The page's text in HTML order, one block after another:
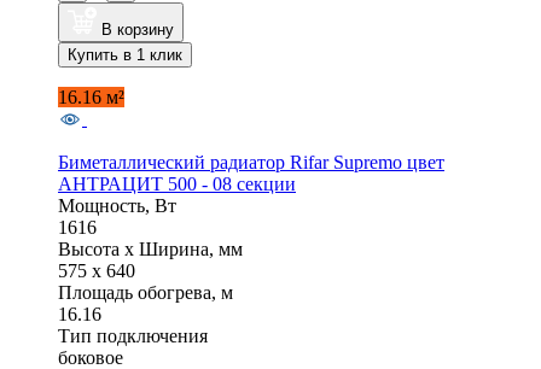
В корзину
Купить в 1 клик
16.16 м²
Биметаллический радиатор Rifar Supremo цвет
АНТРАЦИТ 500 - 08 секции
Мощность, Вт
1616
Высота x Ширина, мм
575 x 640
Площадь обогрева, м
16.16
Тип подключения
боковое